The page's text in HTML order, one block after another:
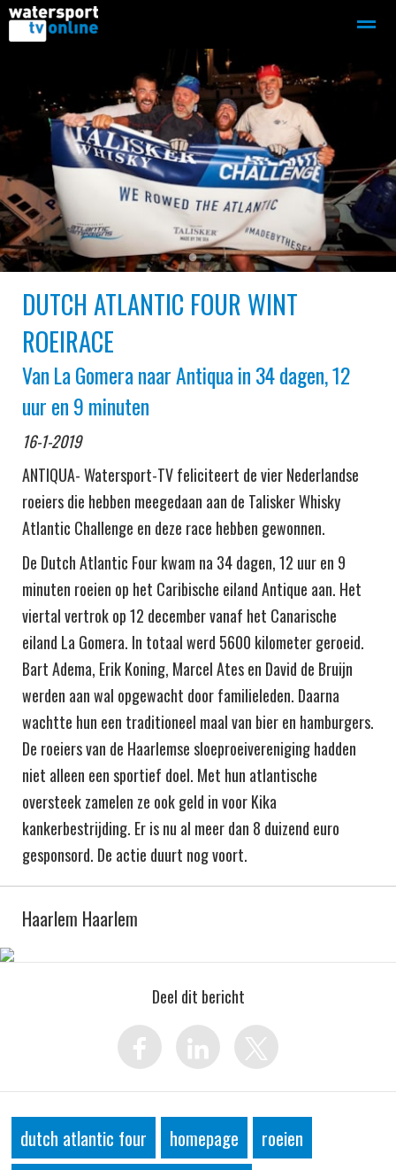
Motorboot-sloep Adverteren Redactie
Contact Bellen Zoeken
●●
DUTCH ATLANTIC FOUR WINT
ROEIRACE
Van La Gomera naar Antiqua in 34 dagen, 12
uur en 9 minuten
16-1-2019
ANTIQUA- Watersport-TV feliciteert de vier Nederlandse
roeiers die hebben meegedaan aan de Talisker Whisky
Atlantic Challenge en deze race hebben gewonnen.
De Dutch Atlantic Four kwam na 34 dagen, 12 uur en 9
minuten roeien op het Caribische eiland Antique aan. Het
viertal vertrok op 12 december vanaf het Canarische
eiland La Gomera. In totaal werd 5600 kilometer geroeid.
Bart Adema, Erik Koning, Marcel Ates en David de Bruijn
werden aan wal opgewacht door familieleden. Daarna
wachtte hun een traditioneel maal van bier en hamburgers.
De roeiers van de Haarlemse sloeproeivereniging hadden
niet alleen een sportief doel. Met hun atlantische
oversteek zamelen ze ook geld in voor Kika
kankerbestrijding. Er is nu al meer dan 8 duizend euro
gesponsord. De actie duurt nog voort.
Haarlem Haarlem
Deel dit bericht
dutch atlantic four homepage
roeien